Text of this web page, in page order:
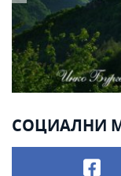
СОЦИАЛНИ